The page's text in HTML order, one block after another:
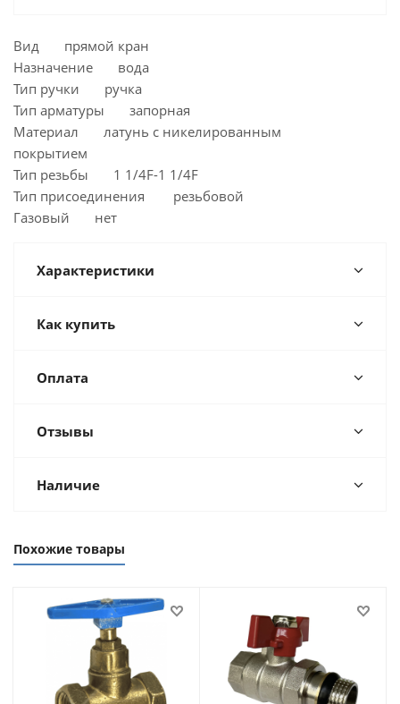
Вид прямой кран
Назначение вода
Тип ручки ручка
Тип арматуры запорная
Материал латунь с никелированным
покрытием
Тип резьбы 1 1/4F-1 1/4F
Тип присоединения резьбовой
Газовый нет
Характеристики
Как купить
Оплата
Отзывы
Наличие
Похожие товары